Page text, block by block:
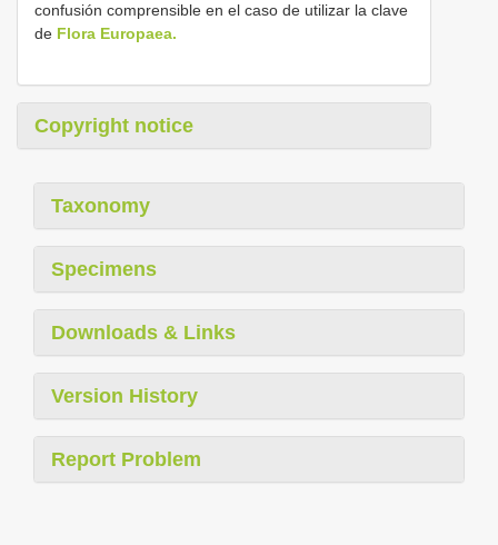
confusión comprensible en el caso de utilizar la clave
de Flora Europaea.
Copyright notice
Taxonomy
Specimens
Downloads & Links
Version History
Report Problem